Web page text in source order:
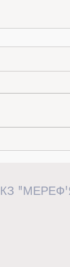
«Від ідеї до
Львові
КЗ